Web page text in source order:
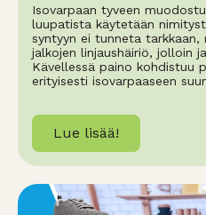
Isovarpaan tyveen
luupatista käytetään
syntyyn ei tunneta
jalkojen linjaushäiriö, jolloin
Kävellessä paino kohdistuu
erityisesti isovarpaaseen
Lue lisää!